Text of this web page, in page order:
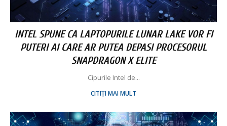
INTEL SPUNE CA LAPTOPURILE LUNAR LAKE VOR FI
PUTERI AI CARE AR PUTEA DEPASI PROCESORUL
SNAPDRAGON X ELITE
Cipurile Intel de...
CITIȚI MAI MULT